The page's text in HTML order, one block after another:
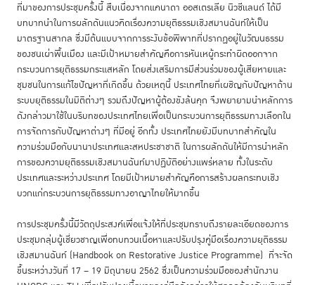
ที่มาของการประชุมครั้งนี้ สืบเนื่องจากแคนาดา ออสเตรเลีย นิวซีแลนด์ ได้มี
บทบาทนำในการผลักดันแนวคิดเรื่องความยุติธรรมเชิงสมานฉันท์ให้เป็น
มาตรฐานสากล ซึ่งมีต้นแบบจากการระงับข้อพิพาทที่ปรากฏอยู่ในวัฒนธรรม
ของชนเผ่าพื้นเมือง และมีเป้าหมายสำคัญคือการหันเหผู้กระทำผิดออกจาก
กระบวนการยุติธรรมกระแสหลัก โดยส่งเสริมการมีส่วนร่วมของผู้เสียหายและ
ชุมชนในการแก้ไขปัญหาที่เกิดขึ้น ด้วยเหตุนี้ ประเทศไทยที่เผชิญกับปัญหาด้าน
ระบบยุติธรรมในมิติต่างๆ รวมถึงปัญหาผู้ต้องขังล้นคุก จึงพยายามนำหลักการ
ดังกล่าวมาใช้ในบริบทของประเทศไทยเพื่อเป็นกระบวนการยุติธรรมทางเลือกใน
การจัดการกับปัญหาต่างๆ ที่มีอยู่ อีกทั้ง ประเทศไทยยังมีบทบาทสำคัญใน
ความร่วมมือกับนานาประเทศและสหประชาชาติ ในการผลักดันให้มีการนำหลัก
การของความยุติธรรมเชิงสมานฉันท์มาปฏิบัติอย่างแพร่หลาย ทั้งในระดับ
ประเทศและระหว่างประเทศ โดยมีเป้าหมายสำคัญคือการสร้างผลกระทบเชิง
บวกแก่กระบวนการยุติธรรมทางอาญาไทยให้มากขึ้น
การประชุมครั้งนี้มีวัตถุประสงค์เพื่อแจ้งให้ที่ประชุมทราบถึงรายละเอียดของการ
ประชุมกลุ่มผู้เชี่ยวชาญเพื่อทบทวนเนื้อหาและปรับปรุงคู่มือเรื่องความยุติธรรม
เชิงสมานฉันท์ (Handbook on Restorative Justice Programme) ที่จะจัด
ขึ้นระหว่างวันที่ 17 – 19 มิถุนายน 2562 ซึ่งเป็นความร่วมมือของสำนักงาน